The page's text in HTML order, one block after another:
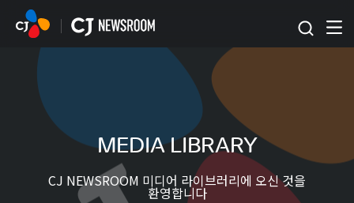
본문 바로가기
MEDIA LIBRARY
CJ NEWSROOM 미디어 라이브러리에 오신 것을
환영합니다